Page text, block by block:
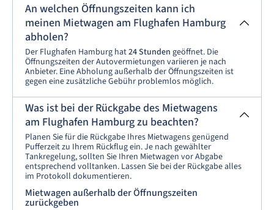
An welchen Öffnungszeiten kann ich
meinen Mietwagen am Flughafen Hamburg
abholen?
Der Flughafen Hamburg hat24 Stunden geöffnet. Die
Öffnungszeiten der Autovermietungen variieren je nach
Anbieter. Eine Abholung außerhalb der Öffnungszeiten ist
gegen eine zusätzliche Gebühr problemlos möglich.
Was ist bei der Rückgabe des Mietwagens
am Flughafen Hamburg zu beachten?
Planen Sie für die Rückgabe Ihres Mietwagens genügend
Pufferzeit zu Ihrem Rückflug ein. Je nach gewählter
Tankregelung, sollten Sie Ihren Mietwagen vor Abgabe
entsprechend volltanken. Lassen Sie bei der Rückgabe alles
im Protokoll dokumentieren.
Mietwagen außerhalb der Öffnungszeiten
zurückgeben